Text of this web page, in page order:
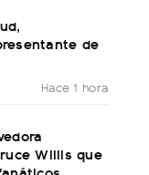
de
Hace 1 hora
Willis que